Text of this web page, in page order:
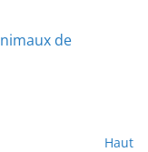
de
Haut